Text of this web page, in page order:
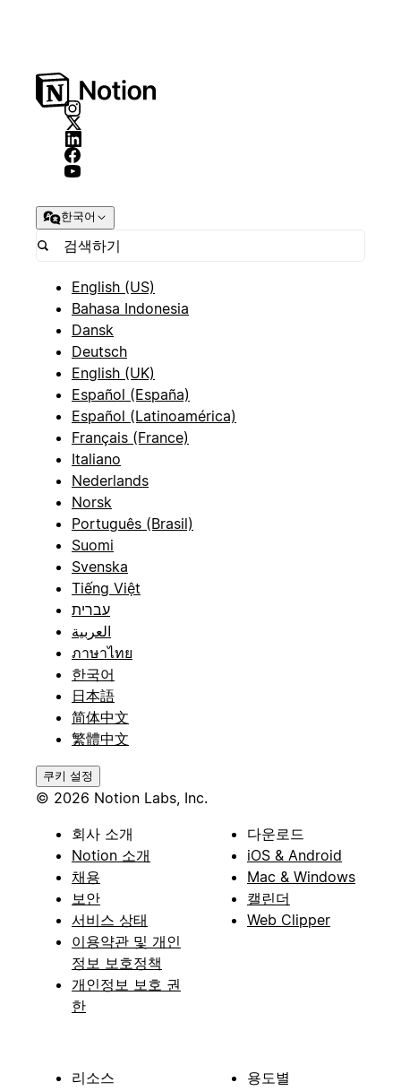
한국어
English (US)
Bahasa Indonesia
Dansk
Deutsch
English (UK)
Español (España)
Español (Latinoamérica)
Français (France)
Italiano
Nederlands
Norsk
Português (Brasil)
Suomi
Svenska
Tiếng Việt
עברית
العربية
ภาษาไทย
한국어
日本語
简体中文
繁體中文
쿠키 설정
© 2026 Notion Labs, Inc.
회사 소개
Notion 소개
채용
보안
서비스 상태
이용약관 및 개인
정보 보호정책
개인정보 보호 권
한
다운로드
iOS & Android
Mac & Windows
캘린더
Web Clipper
리소스
용도별